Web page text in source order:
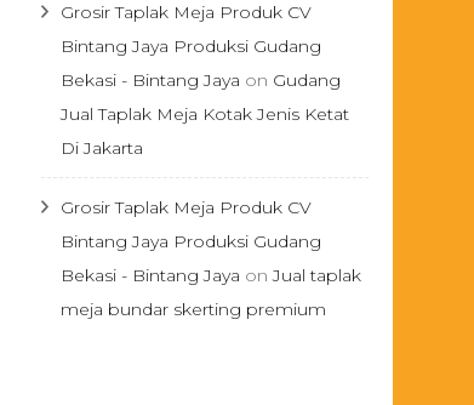
Grosir Taplak Meja Produk CV
Bintang Jaya Produksi Gudang
Bekasi - Bintang Jaya on Gudang
Jual Taplak Meja Kotak Jenis Ketat
Di Jakarta
Grosir Taplak Meja Produk CV
Bintang Jaya Produksi Gudang
Bekasi - Bintang Jaya onJual taplak
meja bundar skerting premium